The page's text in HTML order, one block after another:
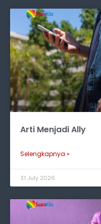
Arti Menjadi Ally
Selengkapnya »
31 July 2026